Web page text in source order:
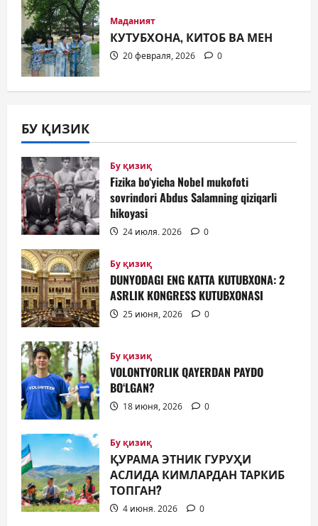
Маданият
КУТУБХОНА, КИТОБ ВА МЕН
20 февраля, 2026 0
БУ ҚИЗИК
Бу қизиқ
Fizika bo‘yicha Nobel mukofoti
sovrindori Abdus Salamning qiziqarli
hikoyasi
24 июля, 2026 0
Бу қизиқ
DUNYODAGI ENG KATTA KUTUBXONA: 2
ASRLIK KONGRESS KUTUBXONASI
25 июня, 2026 0
Бу қизиқ
VOLONTYORLIK QAYERDAN PAYDO
BO‘LGAN?
18 июня, 2026 0
Бу қизиқ
ҚУРАМА ЭТНИК ГУРУҲИ
АСЛИДА КИМЛАРДАН ТАРКИБ
ТОПГАН?
4 июня, 2026 0